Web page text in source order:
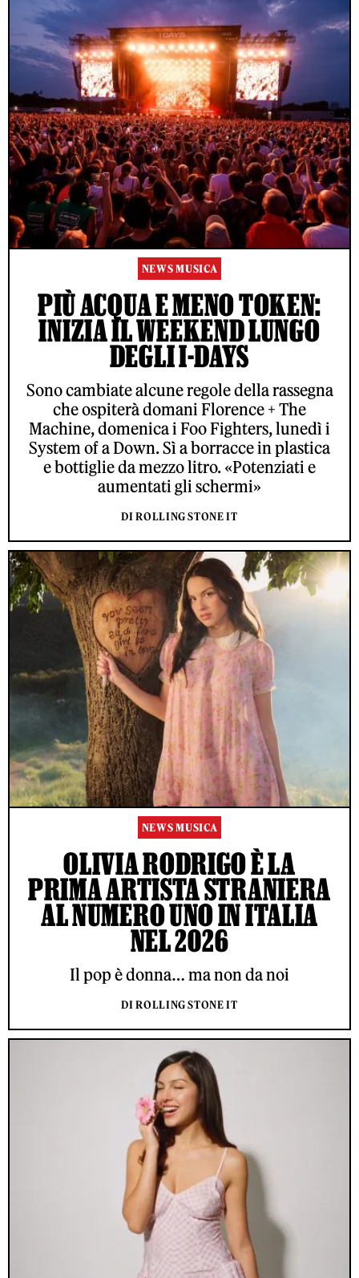
NEWS MUSICA
PIÙ ACQUA E MENO TOKEN:
INIZIA IL WEEKEND LUNGO
DEGLI I-DAYS
Sono cambiate alcune regole della rassegna
che ospiterà domani Florence + The
Machine, domenica i Foo Fighters, lunedì i
System of a Down. Sì a borracce in plastica
e bottiglie da mezzo litro. «Potenziati e
aumentati gli schermi»
DI ROLLING STONE IT
NEWS MUSICA
OLIVIA RODRIGO È LA
PRIMA ARTISTA STRANIERA
AL NUMERO UNO IN ITALIA
NEL 2026
Il pop è donna… ma non da noi
DI ROLLING STONE IT